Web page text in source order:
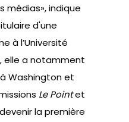
médias»,indique
d'une
à l’Université
elle a notamment
Washington et
Le Pointet
la première